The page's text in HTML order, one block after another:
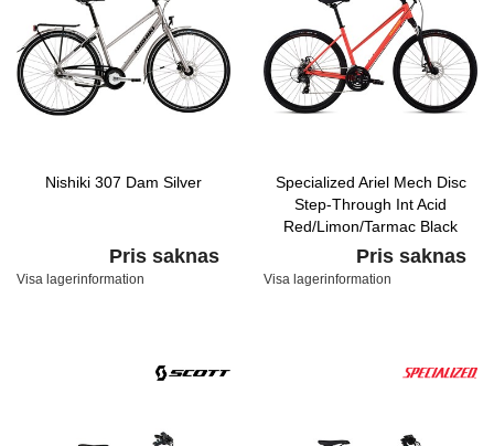
Nishiki 307 Dam Silver
Pris saknas
Visa lagerinformation
Specialized Ariel Mech Disc
Step-Through Int Acid
Red/Limon/Tarmac Black
Pris saknas
Visa lagerinformation